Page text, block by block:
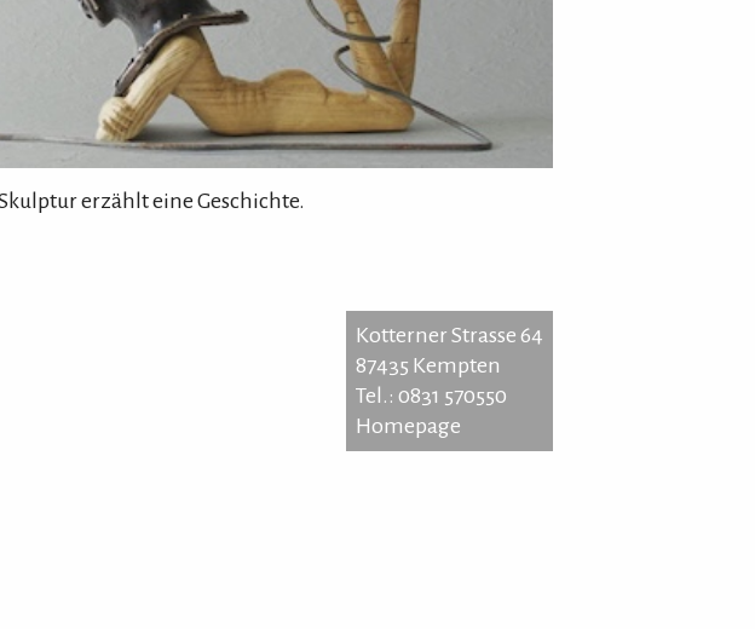
erzählt eine Geschichte.
Kotterner Strasse 64
87435 Kempten
Tel.: 0831 570550
Homepage